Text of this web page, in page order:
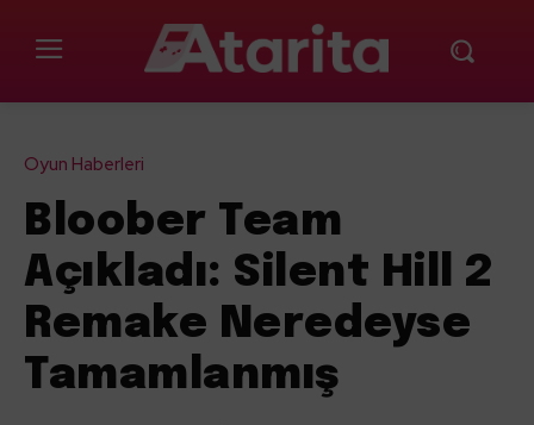
Oyun Haberleri
Bloober Team
Açıkladı: Silent Hill 2
Remake Neredeyse
Tamamlanmış